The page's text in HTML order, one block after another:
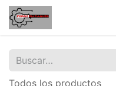
Todos los productos